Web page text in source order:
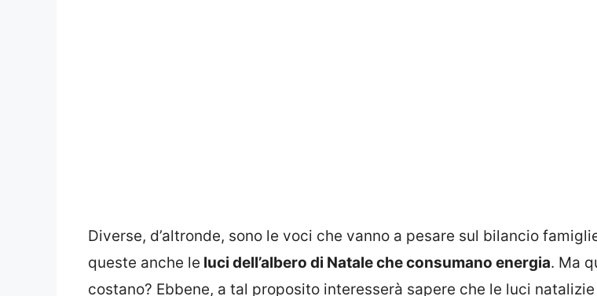
Diverse, d’altronde, sono le voci che vanno a pesare sul bilancio
queste anche le luci dell’albero di Natale che consumano energia. Ma
costano? Ebbene, a tal proposito interesserà sapere che le luci